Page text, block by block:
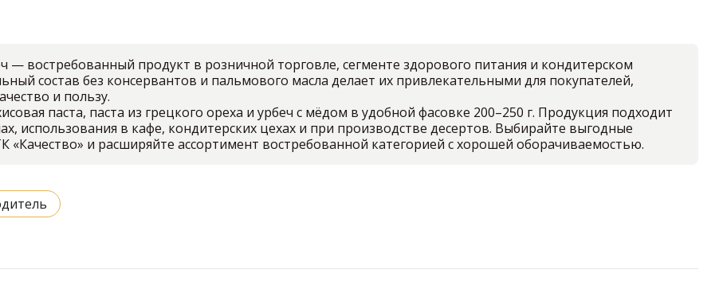
— востребованный продукт в розничной торговле, сегменте здорового питания и кондитерском
состав без консервантов и пальмового масла делает их привлекательными для покупателей,
и пользу.
паста, паста из грецкого ореха и урбеч с мёдом в удобной фасовке 200–250 г. Продукция подходит
использования в кафе, кондитерских цехах и при производстве десертов. Выбирайте выгодные
«Качество» и расширяйте ассортимент востребованной категорией с хорошей оборачиваемостью.